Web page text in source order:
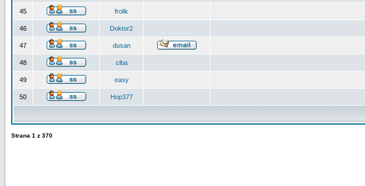
45 frolik
46 Doktor2
47 dusan
48 ciba
49 easy
50 Hop377
Strana 1 z 370